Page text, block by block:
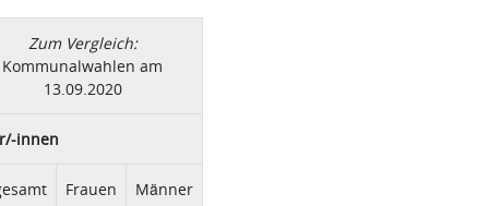
Zum Vergleich:
Kommunalwahlen am
13.09.2020
innen
Frauen Männer